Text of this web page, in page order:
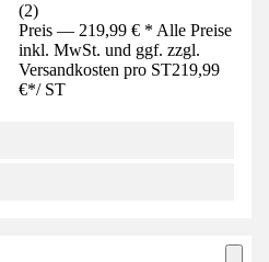
(2)
Preis — 219,99 € * Alle Preise
inkl. MwSt. und ggf. zzgl.
Versandkosten pro ST219,99
€*/ ST